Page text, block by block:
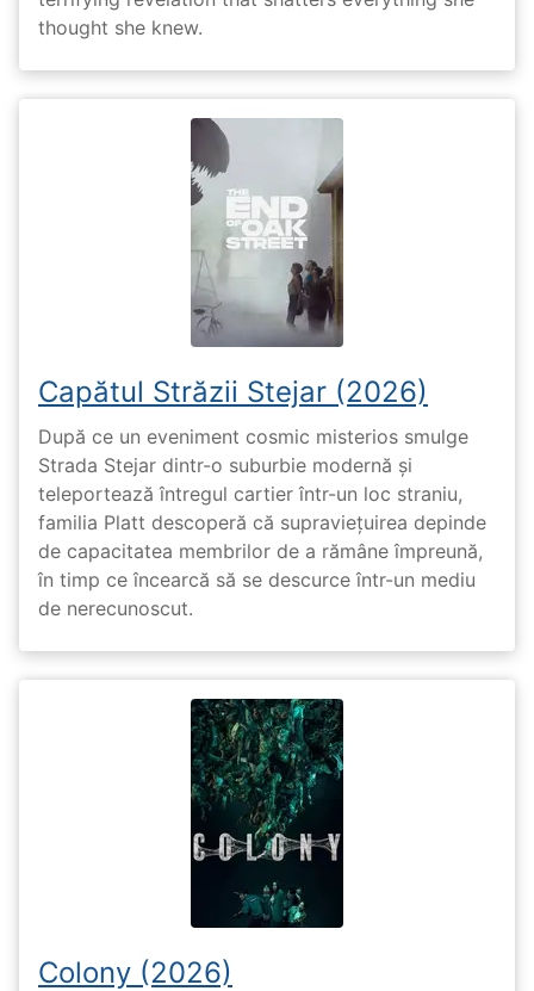
thought she knew.
Capătul Străzii Stejar (2026)
După ce un eveniment cosmic misterios smulge
Strada Stejar dintr-o suburbie modernă și
teleportează întregul cartier într-un loc straniu,
familia Platt descoperă că supraviețuirea depinde
de capacitatea membrilor de a rămâne împreună,
în timp ce încearcă să se descurce într-un mediu
de nerecunoscut.
Colony (2026)